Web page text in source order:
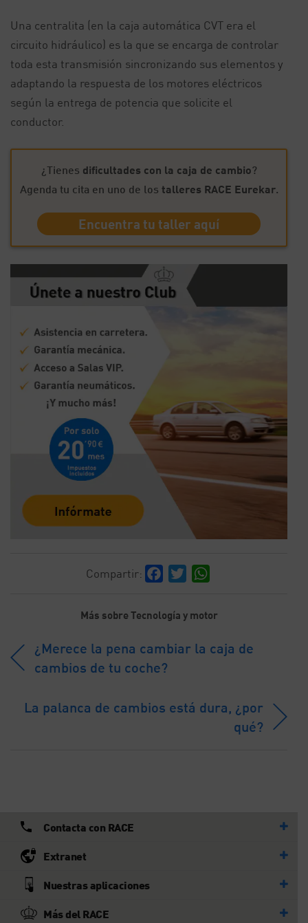
Una centralita (en la caja automática CVT era el
circuito hidráulico) es la que se encarga de controlar
toda esta transmisión sincronizando sus elementos y
adaptando la respuesta de los motores eléctricos
según la entrega de potencia que solicite el
conductor.
¿Tienes dificultades con la caja de cambio?
Agenda tu cita en uno de los talleres RACE Eurekar.
Encuentra tu taller aquí
Compartir: Facebook
Twitter
Más sobre Tecnología y motor
¿Merece la pena cambiar la caja de
cambios de tu coche?
La palanca de cambios está dura, ¿por
qué?
Contacta con RACE
Extranet
Nuestras aplicaciones
Más del RACE